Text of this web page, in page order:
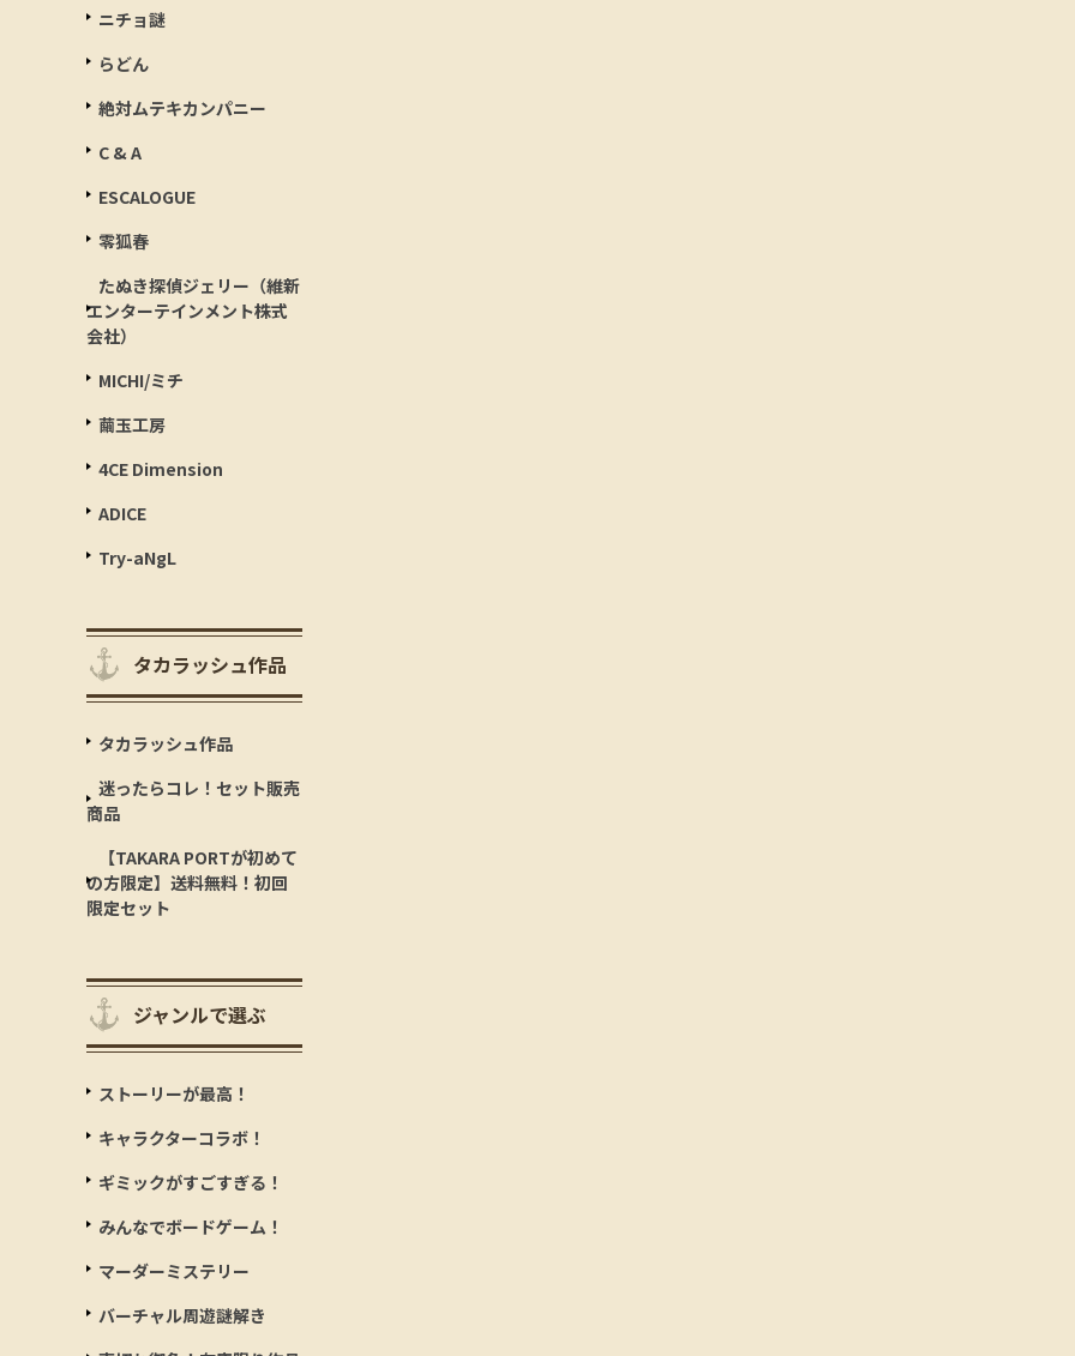
ニチョ謎
らどん
絶対ムテキカンパニー
C & A
ESCALOGUE
零狐春
たぬき探偵ジェリー（維新
エンターテインメント株式
会社）
MICHI/ミチ
繭玉工房
4CE Dimension
ADICE
Try-aNgL
タカラッシュ作品
タカラッシュ作品
迷ったらコレ！セット販売
商品
【TAKARA PORTが初めて
の方限定】送料無料！初回
限定セット
ジャンルで選ぶ
ストーリーが最高！
キャラクターコラボ！
ギミックがすごすぎる！
みんなでボードゲーム！
マーダーミステリー
バーチャル周遊謎解き